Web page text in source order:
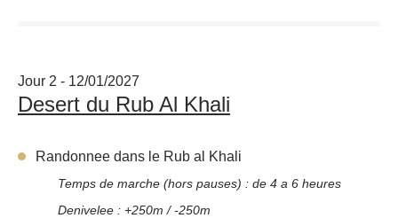
Jour 2 - 12/01/2027
Desert du Rub Al Khali
Randonnee dans le Rub al Khali
Temps de marche (hors pauses) : de 4 a 6 heures
Denivelee : +250m / -250m